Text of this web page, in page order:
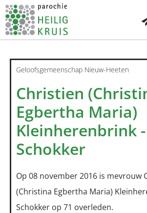
Geloofsgemeenschap Nieuw-Heeten
Christien
Egbertha Maria)
Kleinherenbrink -
Schokker
Op 08 november 2016 is mevrouw
(Christina Egbertha Maria)
Schokker op 71 overleden.